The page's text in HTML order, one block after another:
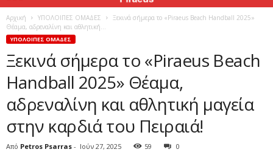
Αρχική ΥΠΟΛΟΙΠΕΣ ΟΜΑΔΕΣ
Ξεκινά σήμερα το «Piraeus Beach Handball 2025»
Θέαμα, αδρεναλίνη και αθλητική...
ΥΠΟΛΟΙΠΕΣ ΟΜΑΔΕΣ
Ξεκινά σήμερα το «Piraeus Beach
Handball 2025» Θέαμα,
αδρεναλίνη και αθλητική μαγεία
στην καρδιά του Πειραιά!
Από Petros Psarras - Ιούν 27, 2025 59 0